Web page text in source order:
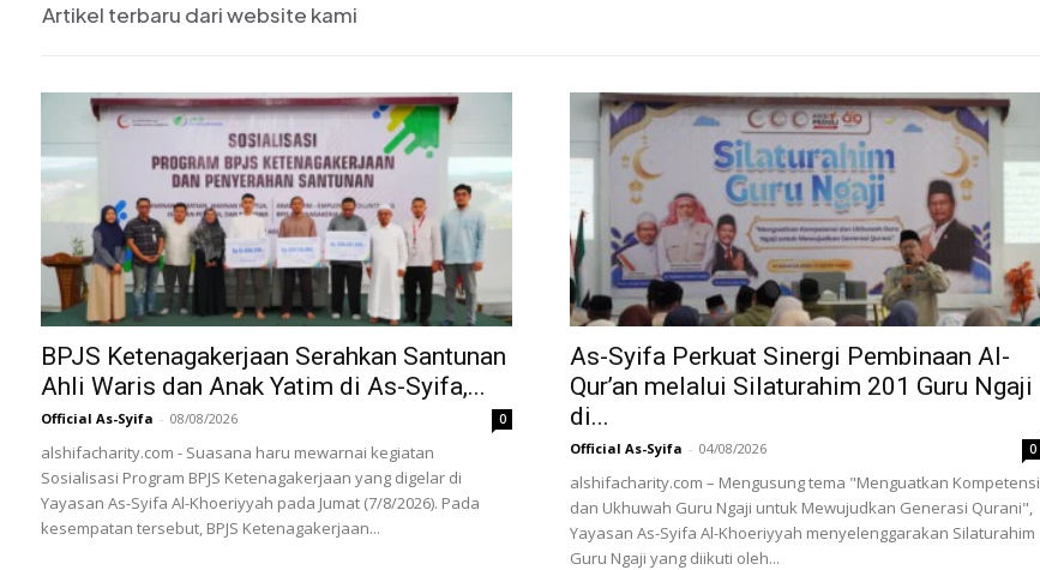
Artikel terbaru dari website kami
BPJS Ketenagakerjaan Serahkan Santunan
Ahli Waris dan Anak Yatim di As-Syifa,...
Official As-Syifa - 08/08/2026 0
alshifacharity.com - Suasana haru mewarnai kegiatan
Sosialisasi Program BPJS Ketenagakerjaan yang digelar di
Yayasan As-Syifa Al-Khoeriyyah pada Jumat (7/8/2026). Pada
kesempatan tersebut, BPJS Ketenagakerjaan...
As-Syifa Perkuat Sinergi Pembinaan Al-
Qur’an melalui Silaturahim 201 Guru Ngaji
di...
Official As-Syifa - 04/08/2026 0
alshifacharity.com – Mengusung tema "Menguatkan Kompetensi
dan Ukhuwah Guru Ngaji untuk Mewujudkan Generasi Qurani",
Yayasan As-Syifa Al-Khoeriyyah menyelenggarakan Silaturahim
Guru Ngaji yang diikuti oleh...